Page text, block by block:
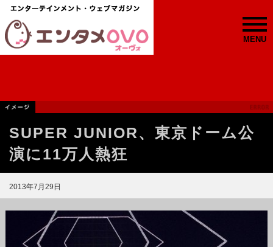
MENU
SUPER JUNIOR、東京ドーム公
演に11万人熱狂
2013年7月29日